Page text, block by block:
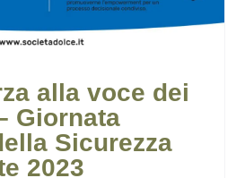
alla voce dei
Giornata
Sicurezza
2023